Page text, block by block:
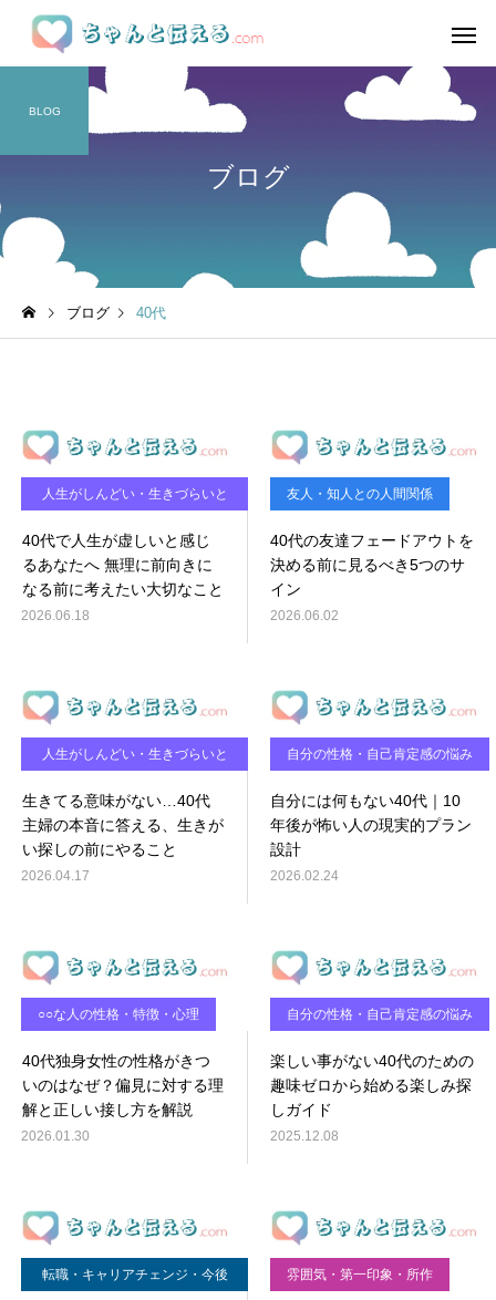
ブログ
BLOG
ブログ 40代
人生がしんどい・生きづらいと
40代で人生が虚しいと感じ
るあなたへ 無理に前向きに
なる前に考えたい大切なこと
2026.06.18
友人・知人との人間関係
40代の友達フェードアウトを
決める前に見るべき5つのサ
イン
2026.06.02
人生がしんどい・生きづらいと
生きてる意味がない…40代
主婦の本音に答える、生きが
い探しの前にやること
2026.04.17
自分の性格・自己肯定感の悩み
自分には何もない40代｜10
年後が怖い人の現実的プラン
設計
2026.02.24
○○な人の性格・特徴・心理
40代独身女性の性格がきつ
いのはなぜ？偏見に対する理
解と正しい接し方を解説
2026.01.30
自分の性格・自己肯定感の悩み
楽しい事がない40代のための
趣味ゼロから始める楽しみ探
しガイド
2025.12.08
転職・キャリアチェンジ・今後 雰囲気・第一印象・所作